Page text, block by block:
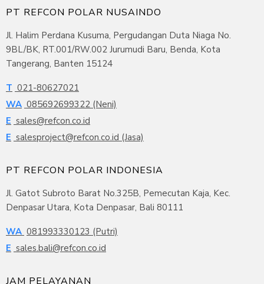
PT REFCON POLAR NUSAINDO
Jl. Halim Perdana Kusuma, Pergudangan Duta Niaga No.
9BL/BK, RT.001/RW.002 Jurumudi Baru, Benda, Kota
Tangerang, Banten 15124
T 021-80627021
WA 085692699322 (Neni)
E sales@refcon.co.id
E salesproject@refcon.co.id (Jasa)
PT REFCON POLAR INDONESIA
Jl. Gatot Subroto Barat No.325B, Pemecutan Kaja, Kec.
Denpasar Utara, Kota Denpasar, Bali 80111
WA 081993330123 (Putri)
E sales.bali@refcon.co.id
JAM PELAYANAN